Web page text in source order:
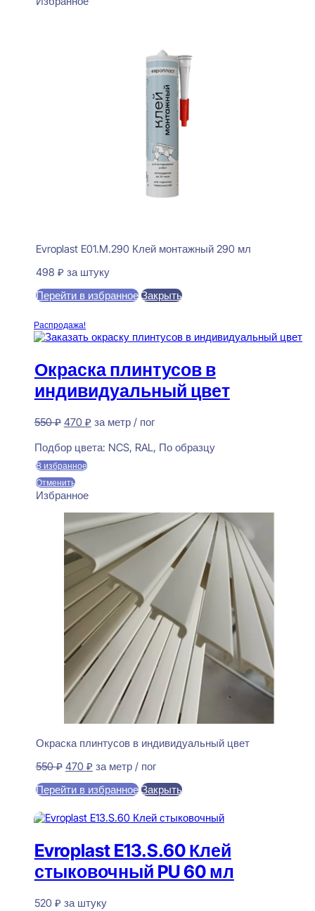
Evroplast E01.M.290 Клей монтажный 290 мл
498 ₽ за штуку
Перейти в избранное Закрыть
Распродажа!
Окраска плинтусов в
индивидуальный цвет
550₽ Первоначальная
составляла
550 ₽.
470 ₽Текущая
470 ₽.
за метр / пог
Подбор цвета: NCS, RAL, По образцу
В избранное
Отменить
Избранное
Окраска плинтусов в индивидуальный цвет
550₽ Первоначальная
составляла
470 ₽Текущая
470 ₽.
за метр / пог
Перейти в избранное Закрыть
Evroplast E13.S.60 Клей
стыковочный PU 60 мл
520 ₽ за штуку